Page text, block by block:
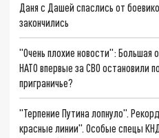
Даня с Дашей спаслись от
закончились
"Очень плохие новости": Большая
НАТО впервые за СВО остановили
приграничье?
"Терпение Путина лопнуло".
красные линии". Особые спецы